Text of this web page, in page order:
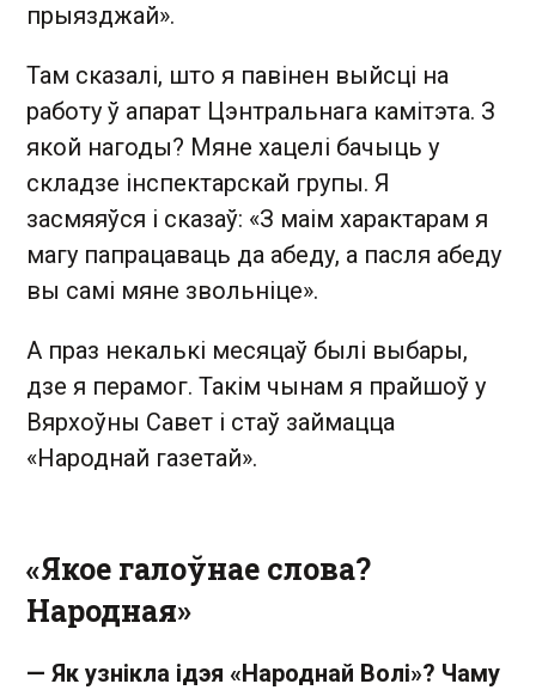
прыязджай».
Там сказалі, што я павінен выйсці на
работу ў апарат Цэнтральнага камітэта. З
якой нагоды? Мяне хацелі бачыць у
складзе інспектарскай групы. Я
засмяяўся і сказаў: «З маім характарам я
магу папрацаваць да абеду, а пасля абеду
вы самі мяне звольніце».
А праз некалькі месяцаў былі выбары,
дзе я перамог. Такім чынам я прайшоў у
Вярхоўны Савет і стаў займацца
«Народнай газетай».
«Якое галоўнае слова?
Народная»
— Як узнікла ідэя «Народнай Волі»? Чаму